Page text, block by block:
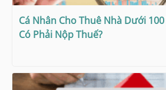
Cá Nhân Cho Thuê Nhà Dưới
Có Phải Nộp Thuế?